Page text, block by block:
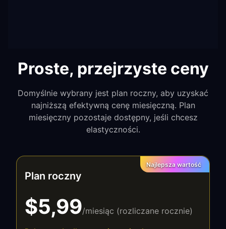
Proste, przejrzyste ceny
Domyślnie wybrany jest plan roczny, aby uzyskać
najniższą efektywną cenę miesięczną. Plan
miesięczny pozostaje dostępny, jeśli chcesz
elastyczności.
Najlepsza wartość
Plan roczny
$5,99/miesiąc (rozliczane rocznie)